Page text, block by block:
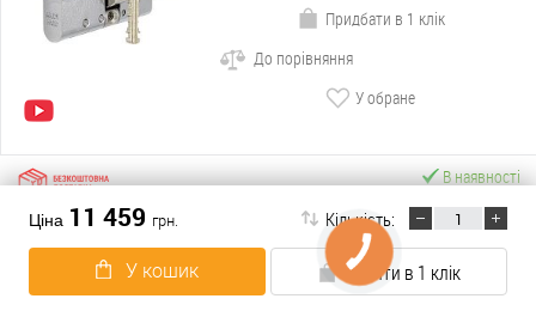
Ціна 11 459 грн. Кількість:
У кошик Купити в 1 клік
Придбати в 1 клік
До порівняння
У обране
В наявності
Циліндр ABLOY Protec2 98T (47H*51T)
(H - гартована сторона) хром
полірований
11 558 грн.